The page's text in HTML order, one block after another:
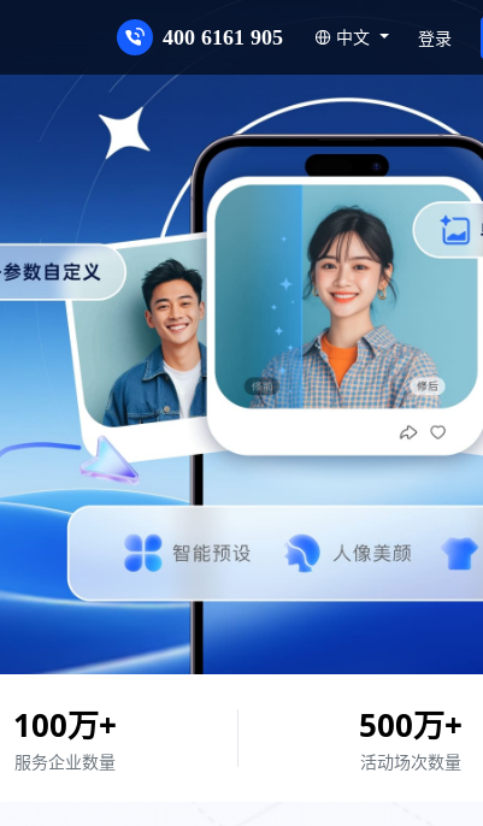
400 6161 905 中文 登录
100万+
服务企业数量
500万+
活动场次数量